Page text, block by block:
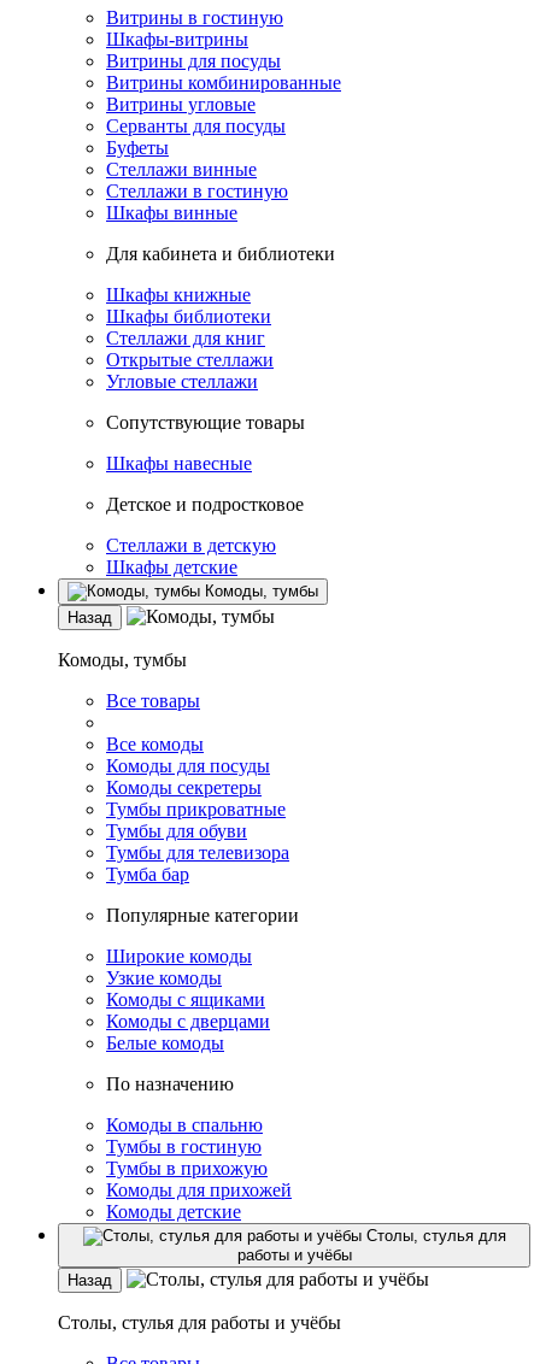
Витрины в гостиную
Шкафы-витрины
Витрины для посуды
Витрины комбинированные
Витрины угловые
Серванты для посуды
Буфеты
Стеллажи винные
Стеллажи в гостиную
Шкафы винные
Для кабинета и библиотеки
Шкафы книжные
Шкафы библиотеки
Стеллажи для книг
Открытые стеллажи
Угловые стеллажи
Сопутствующие товары
Шкафы навесные
Детское и подростковое
Стеллажи в детскую
Шкафы детские
Комоды, тумбы
Назад
Комоды, тумбы
Все товары
Все комоды
Комоды для посуды
Комоды секретеры
Тумбы прикроватные
Тумбы для обуви
Тумбы для телевизора
Тумба бар
Популярные категории
Широкие комоды
Узкие комоды
Комоды с ящиками
Комоды с дверцами
Белые комоды
По назначению
Комоды в спальню
Тумбы в гостиную
Тумбы в прихожую
Комоды для прихожей
Комоды детские
Столы, стулья для
работы и учёбы
Назад
Столы, стулья для работы и учёбы